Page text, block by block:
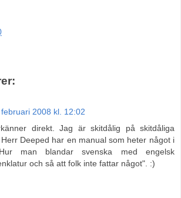
februari 2008 kl. 12:02
direkt. Jag är skitdålig på skitdåliga
Deeped har en manual som heter något i
man blandar svenska med engelsk
och så att folk inte fattar något". :)